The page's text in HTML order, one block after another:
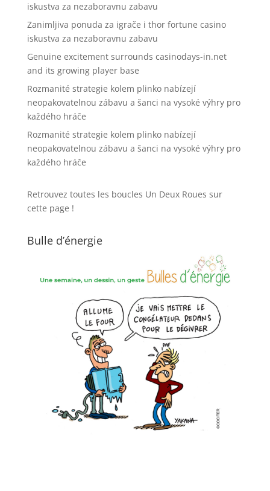
iskustva za nezaboravnu zabavu
Zanimljiva ponuda za igrače i thor fortune casino
iskustva za nezaboravnu zabavu
Genuine excitement surrounds casinodays-in.net
and its growing player base
Rozmanité strategie kolem plinko nabízejí
neopakovatelnou zábavu a šanci na vysoké výhry pro
každého hráče
Rozmanité strategie kolem plinko nabízejí
neopakovatelnou zábavu a šanci na vysoké výhry pro
každého hráče
Retrouvez toutes les boucles Un Deux Roues sur
cette page !
Bulle d’énergie